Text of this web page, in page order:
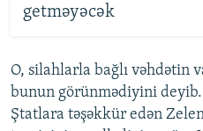
getməyəcək
O, silahlarla bağlı vəhdətin
bunun görünmədiyini
Ştatlara təşəkkür edən